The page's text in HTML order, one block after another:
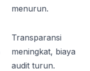
menurun.
Transparansi
meningkat, biaya
audit turun.